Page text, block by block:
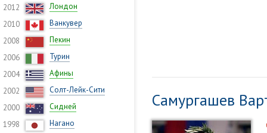
2012
Лондон
2010
Ванкувер
2008
Пекин
2006
Турин
2004
Афины
2002
Солт-Лейк-Сити
2000
Сидней
1998
Нагано
Самургашев